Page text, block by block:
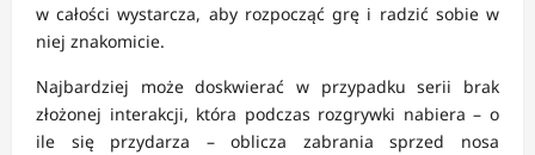
w całości wystarcza, aby rozpocząć grę i radzić sobie w
niej znakomicie.
Najbardziej może doskwierać w przypadku serii brak
złożonej interakcji, która podczas rozgrywki nabiera – o
ile się przydarza – oblicza zabrania sprzed nosa